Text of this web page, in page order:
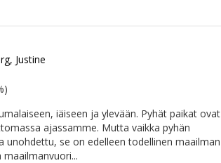
Justine
hinta
iäiseen ja ylevään. Pyhät paikat ovat
ajassamme. Mutta vaikka pyhän
unohdettu, se on edelleen todellinen maailman